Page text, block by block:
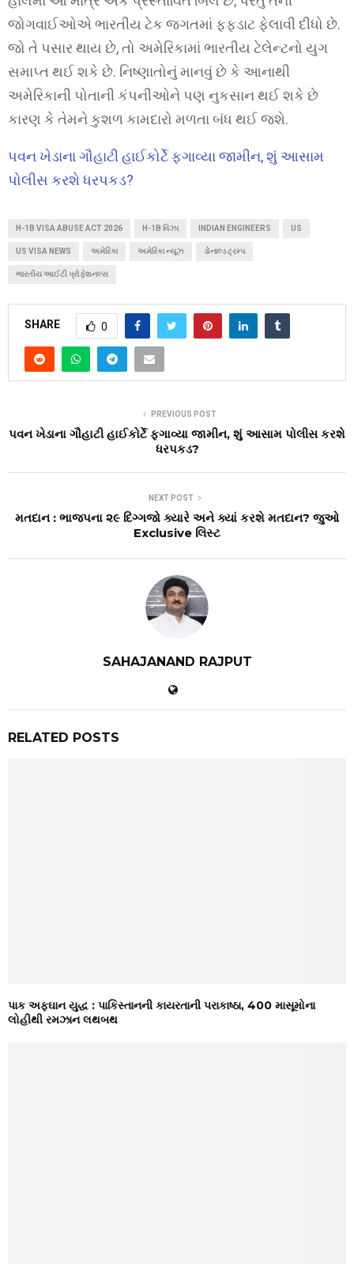
જોગવાઈઓએ ભારતીય ટેક જગતમાં ફફડાટ ફેલાવી દીધો છે.
જો તે પસાર થાય છે, તો અમેરિકામાં ભારતીય ટેલેન્ટનો યુગ
સમાપ્ત થઈ શકે છે. નિષ્ણાતોનું માનવું છે કે આનાથી
અમેરિકાની પોતાની કંપનીઓને પણ નુકસાન થઈ શકે છે
કારણ કે તેમને કુશળ કામદારો મળતા બંધ થઈ જશે.
પવન ખેડાના ગૌહાટી હાઈકોર્ટે ફગાવ્યા જામીન, શું આસામ
પોલીસ કરશે ધરપકડ?
H-1B VISA ABUSE ACT 2026 H-1B વિઝા INDIAN ENGINEERS US
US VISA NEWS અમેરિકા અમેરિકા ન્યૂઝ ડોનાલ્ડ ટ્રમ્પ
ભારતીય આઈટી પ્રોફેશનલ્સ
SHARE 0
PREVIOUS POST
પવન ખેડાના ગૌહાટી હાઈકોર્ટે ફગાવ્યા જામીન, શું આસામ પોલીસ કરશે
ધરપકડ?
NEXT POST
મતદાન : ભાજપના ૨૯ દિગ્ગજો ક્યારે અને ક્યાં કરશે મતદાન? જુઓ
Exclusive લિસ્ટ
SAHAJANAND RAJPUT
RELATED POSTS
પાક અફઘાન યુદ્ધ : પાકિસ્તાનની કાયરતાની પરાકાષ્ઠા, 400 માસૂમોના
લોહીથી રમઝાન લથબથ